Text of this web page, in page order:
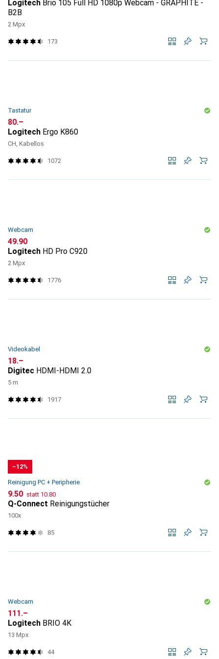
Logitech Brio 105 Full HD 1080p Webcam - GRAPHITE -
B2B
2 Mpx
173
Tastatur
CHF
80.–
Logitech Ergo K860
CH, Kabellos
1072
Webcam
CHF
49.90
Logitech HD Pro C920
2 Mpx
1776
Videokabel
CHF
18.–
Digitec HDMI-HDMI 2.0
5 m
1917
−12%
Reinigung PC + Peripherie
CHF
9.50 statt CHF
10.80
Q-Connect Reinigungstücher
100x
85
Webcam
CHF
111.–
Logitech BRIO 4K
13 Mpx
44